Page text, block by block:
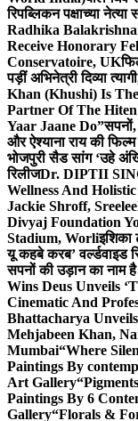
रिपब्लिकन पक्षाच्या
Radhika
Receive Honorary
Conservatoire, UK
पड़ीं अभिनेत्री दिव्या
Khan (Khushi) Is
Partner Of The
Yaar Jaane Do”सपनों,
और ऐश्याना राय की फिल्म
भोजपुरी सैड सांग ‘उहे
रिलीजDr. DIPTII
Wellness And
Jackie Shroff,
Divyaj Foundation
Stadium, Worliइशिका
यू कहबे करब’ वर्ल्डवाइड
सपनों की उड़ान का नाम है
Wins Deus Unveils
Cinematic And
Bhattacharya
Mehjabeen Khan,
Mumbai“Where
Paintings By
Art Gallery
Paintings By 6
Gallery“Florals &